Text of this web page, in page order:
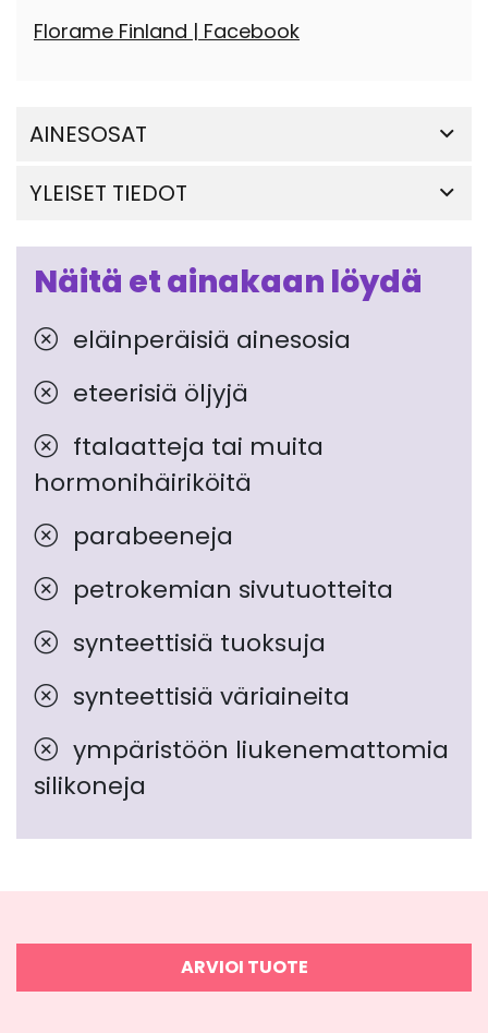
Florame Finland | Facebook
AINESOSAT
YLEISET TIEDOT
Näitä et ainakaan löydä
eläinperäisiä ainesosia
eteerisiä öljyjä
ftalaatteja tai muita
hormonihäiriköitä
parabeeneja
petrokemian sivutuotteita
synteettisiä tuoksuja
synteettisiä väriaineita
ympäristöön liukenemattomia
silikoneja
ARVIOI TUOTE